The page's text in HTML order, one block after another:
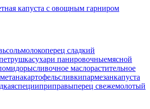
капуста с овощным гарниром
сольмолокоперец сладкий
сухари панировочныемясной
сливочное маслорастительное
картофельсливкипармезанкапуста
специиприправыперец свежемолотый